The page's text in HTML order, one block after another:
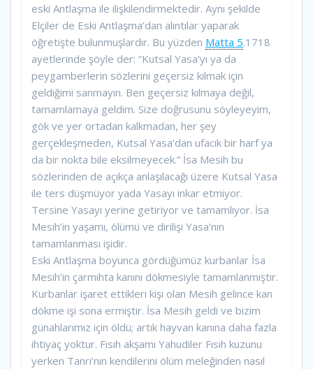
eski Antlaşma ile ilişkilendirmektedir. Aynı şekilde
Elçiler de Eski Antlaşma’dan alıntılar yaparak
öğretişte bulunmuşlardır. Bu yüzden Matta 5.1718
ayetlerinde şöyle der: “Kutsal Yasa’yı ya da
peygamberlerin sözlerini geçersiz kılmak için
geldiğimi sanmayın. Ben geçersiz kılmaya değil,
tamamlamaya geldim. Size doğrusunu söyleyeyim,
gök ve yer ortadan kalkmadan, her şey
gerçekleşmeden, Kutsal Yasa’dan ufacık bir harf ya
da bir nokta bile eksilmeyecek.” İsa Mesih bu
sözlerinden de açıkça anlaşılacağı üzere Kutsal Yasa
ile ters düşmüyor yada Yasayı inkar etmiyor.
Tersine Yasayı yerine getiriyor ve tamamlıyor. İsa
Mesih’in yaşamı, ölümü ve dirilişi Yasa’nın
tamamlanması işidir.
Eski Antlaşma boyunca gördüğümüz kurbanlar İsa
Mesih’in çarmıhta kanını dökmesiyle tamamlanmıştır.
Kurbanlar işaret ettikleri kişi olan Mesih gelince kan
dökme işi sona ermiştir. İsa Mesih geldi ve bizim
günahlarımız için öldü; artık hayvan kanına daha fazla
ihtiyaç yoktur. Fısıh akşamı Yahudiler Fısıh kuzunu
yerken Tanrı’nın kendilerini ölüm meleğinden nasıl